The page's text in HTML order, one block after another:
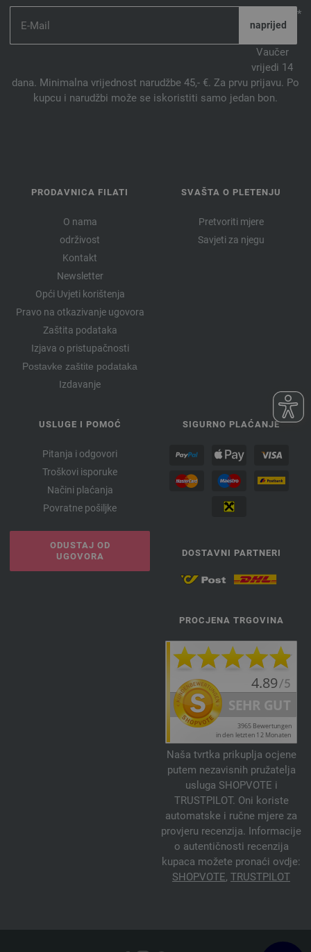
*
Vaučer
vrijedi 14
dana. Minimalna vrijednost narudžbe 45,- €. Za prvu prijavu. Po
kupcu i narudžbi može se iskoristiti samo jedan bon.
PRODAVNICA FILATI
O nama
održivost
Kontakt
Newsletter
Opći Uvjeti korištenja
Pravo na otkazivanje ugovora
Zaštita podataka
Izjava o pristupačnosti
Postavke zaštite podataka
Izdavanje
SVAŠTA O PLETENJU
Pretvoriti mjere
Savjeti za njegu
USLUGE I POMOĆ
Pitanja i odgovori
Troškovi isporuke
Načini plaćanja
Povratne pošiljke
ODUSTAJ OD
UGOVORA
SIGURNO PLAĆANJE
DOSTAVNI PARTNERI
PROCJENA TRGOVINA
Naša tvrtka prikuplja ocjene
putem nezavisnih pružatelja
usluga SHOPVOTE i
TRUSTPILOT. Oni koriste
automatske i ručne mjere za
provjeru recenzija. Informacije
o autentičnosti recenzija
kupaca možete pronaći ovdje:
SHOPVOTE, TRUSTPILOT